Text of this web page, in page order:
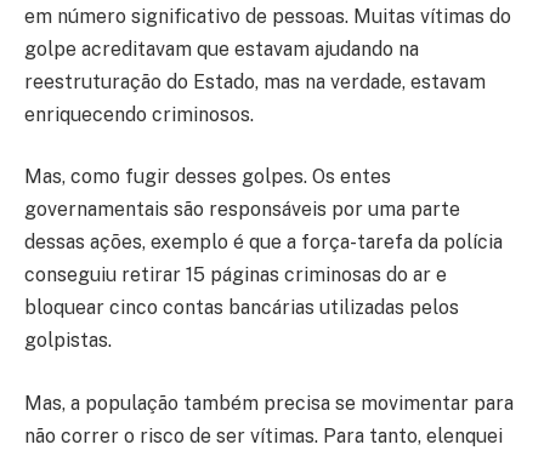
em número significativo de pessoas. Muitas vítimas do
golpe acreditavam que estavam ajudando na
reestruturação do Estado, mas na verdade, estavam
enriquecendo criminosos.
Mas, como fugir desses golpes. Os entes
governamentais são responsáveis por uma parte
dessas ações, exemplo é que a força-tarefa da polícia
conseguiu retirar 15 páginas criminosas do ar e
bloquear cinco contas bancárias utilizadas pelos
golpistas.
Mas, a população também precisa se movimentar para
não correr o risco de ser vítimas. Para tanto, elenquei